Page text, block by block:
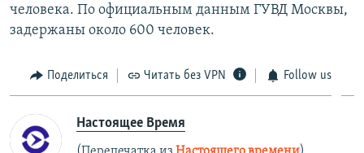
человека. По официальным данным ГУВД Москвы,
задержаны около 600 человек.
Поделиться Читать без VPN Follow us
Настоящее Время